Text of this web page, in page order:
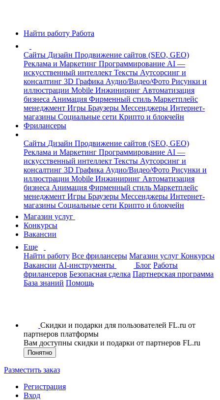
Найти работу Работа
Сайты Дизайн Продвижение сайтов (SEO, GEO)
Реклама и Маркетинг Программирование AI —
искусственный интеллект Тексты Аутсорсинг и
консалтинг 3D Графика Аудио/Видео/Фото Рисунки и
иллюстрации Mobile Инжиниринг Автоматизация
бизнеса Анимация Фирменный стиль Маркетплейс
менеджмент Игры Браузеры Мессенджеры Интернет-
магазины Социальные сети Крипто и блокчейн
Фрилансеры
Сайты Дизайн Продвижение сайтов (SEO, GEO)
Реклама и Маркетинг Программирование AI —
искусственный интеллект Тексты Аутсорсинг и
консалтинг 3D Графика Аудио/Видео/Фото Рисунки и
иллюстрации Mobile Инжиниринг Автоматизация
бизнеса Анимация Фирменный стиль Маркетплейс
менеджмент Игры Браузеры Мессенджеры Интернет-
магазины Социальные сети Крипто и блокчейн
Магазин услуг
Конкурсы
Вакансии
Еще
Найти работу Все фрилансеры Магазин услуг Конкурсы
Вакансии AI-инструменты Блог Работы
фрилансеров Безопасная сделка Партнерская программа
База знаний Помощь
Скидки и подарки для пользователей FL.ru от
партнеров платформы
Вам доступны скидки и подарки от партнеров FL.ru
Понятно
Разместить заказ
Регистрация
Вход